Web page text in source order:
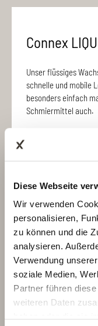
Diese Webseite
Wir verwenden
personalisieren,
zu können und die
analysieren.
Verwendung
soziale Medien,
Partner führen
weiteren Daten
Connex
Unser flüssiges
schnelle und mobile
besonders einfach
Schmiermittel auch.
Connex Bio
Mit dem Bio Chain
Verschleiß und
biologisch abbaubar.